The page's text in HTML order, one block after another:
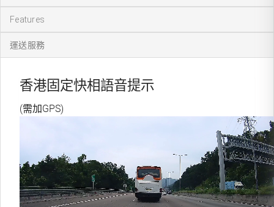
Features
運送服務
香港固定快相語音提示
(需加GPS)